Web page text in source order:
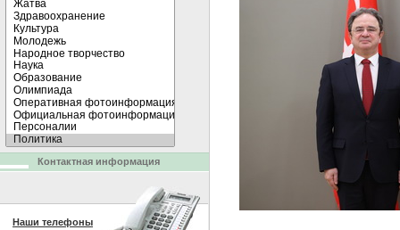
Контактная информация
Наши телефоны